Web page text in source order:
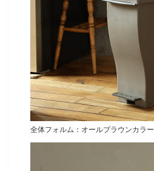
全体フォルム：オールブラウンカラー